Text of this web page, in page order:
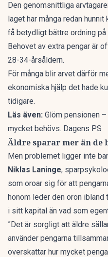
Den genomsnittliga
laget har många redan
få betydligt bättre ordning på
Behovet av extra pengar är
28-34-årsåldern.
För många blir arvet därför
ekonomiska hjälp det hade
tidigare.
Läs även: Glöm pensionen
mycket behövs. Dagens PS
Äldre sparar mer än de
Men problemet ligger inte
Niklas Laninge,
som oroar sig för att
honom leder den oron ibland
i sitt kapital än vad som
”Det är sorgligt att äldre
använder pengarna
överskattar hur mycket